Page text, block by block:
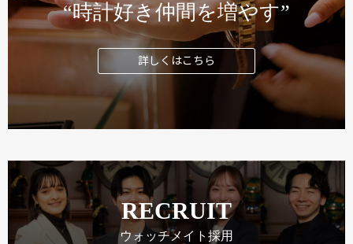
“時計好き仲間を増やす”
詳しくはこちら
RECRUIT
ウォッチメイト採用